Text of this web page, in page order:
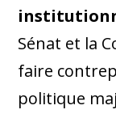
Sénat et la
faire
politique